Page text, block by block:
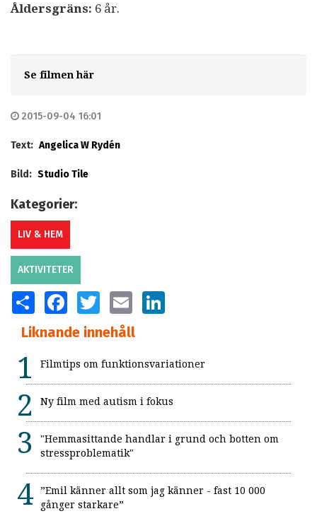
Åldersgräns: 6 år.
Se filmen här
2015-09-04 16:01
Text: Angelica W Rydén
Bild: Studio Tile
Kategorier:
LIV & HEM
AKTIVITETER
SHARE FACEBOOKTWITTER EMAIL
Liknande innehåll
Filmtips om funktionsvariationer
Ny film med autism i fokus
"Hemmasittande handlar i grund och botten om
stressproblematik"
”Emil känner allt som jag känner - fast 10 000
gånger starkare”